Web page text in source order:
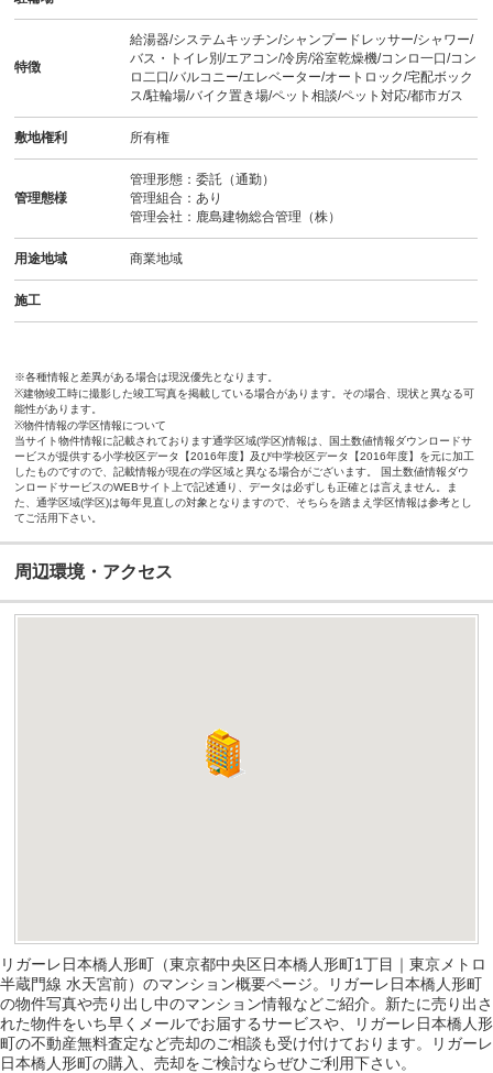
特徴
給湯器/システムキッチン/シャンプードレッサー/シャワー/
バス・トイレ別/エアコン/冷房/浴室乾燥機/コンロ一口/コン
ロ二口/バルコニー/エレベーター/オートロック/宅配ボック
ス/駐輪場/バイク置き場/ペット相談/ペット対応/都市ガス
敷地権利 所有権
管理態様
管理形態：委託（通勤）
管理組合：あり
管理会社：鹿島建物総合管理（株）
用途地域 商業地域
施工
※各種情報と差異がある場合は現況優先となります。
※建物竣工時に撮影した竣工写真を掲載している場合があります。その場合、現状と異なる可
能性があります。
※物件情報の学区情報について
当サイト物件情報に記載されております通学区域(学区)情報は、国土数値情報ダウンロードサ
ービスが提供する小学校区データ【2016年度】及び中学校区データ【2016年度】を元に加工
したものですので、記載情報が現在の学区域と異なる場合がございます。 国土数値情報ダウ
ンロードサービスのWEBサイト上で記述通り、データは必ずしも正確とは言えません。ま
た、通学区域(学区)は毎年見直しの対象となりますので、そちらを踏まえ学区情報は参考とし
てご活用下さい。
周辺環境・アクセス
リガーレ日本橋人形町（東京都中央区日本橋人形町1丁目｜東京メトロ
半蔵門線 水天宮前）のマンション概要ページ。リガーレ日本橋人形町
の物件写真や売り出し中のマンション情報などご紹介。新たに売り出さ
れた物件をいち早くメールでお届するサービスや、リガーレ日本橋人形
町の不動産無料査定など売却のご相談も受け付けております。リガーレ
日本橋人形町の購入、売却をご検討ならぜひご利用下さい。